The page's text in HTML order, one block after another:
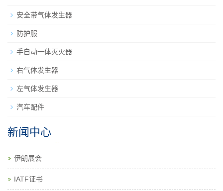
安全带气体发生器
防护服
手自动一体灭火器
右气体发生器
左气体发生器
汽车配件
新闻中心
伊朗展会
IATF证书